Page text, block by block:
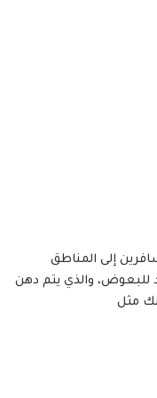
إلى المناطق
للبعوض، والذي يتم دهن
مثل